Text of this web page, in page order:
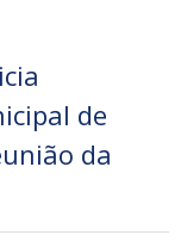
de
da